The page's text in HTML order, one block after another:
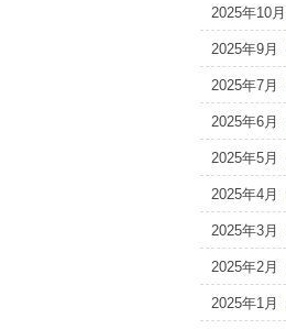
2025年10月
2025年9月
2025年7月
2025年6月
2025年5月
2025年4月
2025年3月
2025年2月
2025年1月